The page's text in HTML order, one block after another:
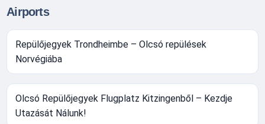
Airports
Repülőjegyek Trondheimbe – Olcsó repülések
Norvégiába
Olcsó Repülőjegyek Flugplatz Kitzingenből – Kezdje
Utazását Nálunk!